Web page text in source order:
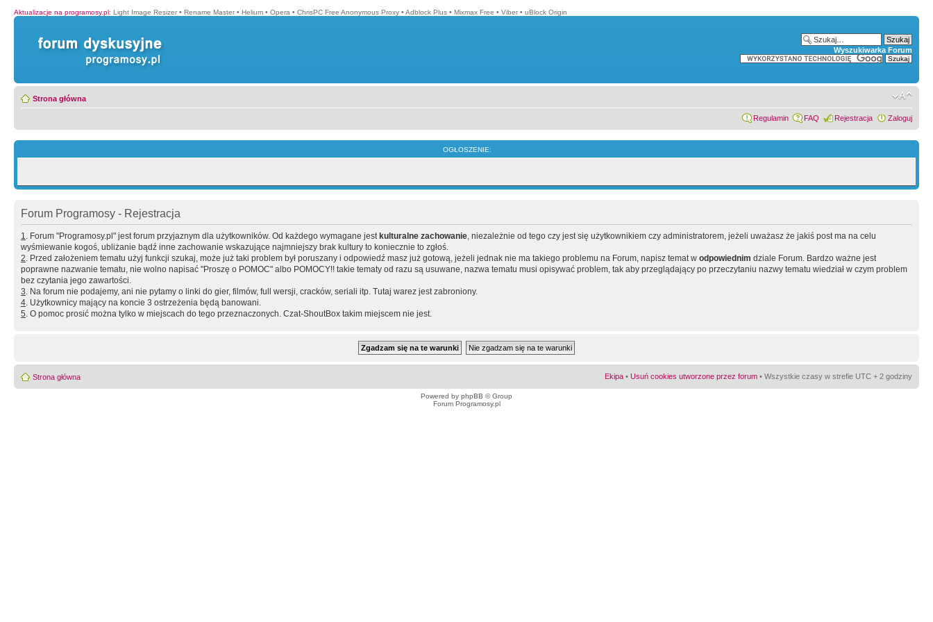
Aktualizacje na programosy.pl: Light Image Resizer • Rename Master • Helium • Opera • ChrisPC Free Anonymous Proxy • Adblock Plus • Mixmax Free • Viber • uBlock Origin
Wyszukiwarka Forum
Strona główna
Regulamin FAQ Rejestracja Zaloguj
OGŁOSZENIE:
Forum Programosy - Rejestracja
1. Forum "Programosy.pl" jest forum przyjaznym dla użytkowników. Od każdego wymagane jest kulturalne zachowanie, niezależnie od tego czy jest się użytkownikiem czy administratorem, jeżeli uważasz że jakiś post ma na celu
wyśmiewanie kogoś, ubliżanie bądź inne zachowanie wskazujące najmniejszy brak kultury to koniecznie to zgłoś.
2. Przed założeniem tematu użyj funkcji szukaj, może już taki problem był poruszany i odpowiedź masz już gotową, jeżeli jednak nie ma takiego problemu na Forum, napisz temat w odpowiednim dziale Forum. Bardzo ważne jest
poprawne nazwanie tematu, nie wolno napisać "Proszę o POMOC" albo POMOCY!! takie tematy od razu są usuwane, nazwa tematu musi opisywać problem, tak aby przeglądający po przeczytaniu nazwy tematu wiedział w czym problem
bez czytania jego zawartości.
3. Na forum nie podajemy, ani nie pytamy o linki do gier, filmów, full wersji, cracków, seriali itp. Tutaj warez jest zabroniony.
4. Użytkownicy mający na koncie 3 ostrzeżenia będą banowani.
5. O pomoc prosić można tylko w miejscach do tego przeznaczonych. Czat-ShoutBox takim miejscem nie jest.
Strona główna Ekipa • Usuń cookies utworzone przez forum • Wszystkie czasy w strefie UTC + 2 godziny
Powered by phpBB © Group
Forum Programosy.pl